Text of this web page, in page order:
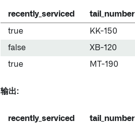
recently_serviced tail_number
true KK-150
false XB-120
true MT-190
输出:
recently_serviced tail_number